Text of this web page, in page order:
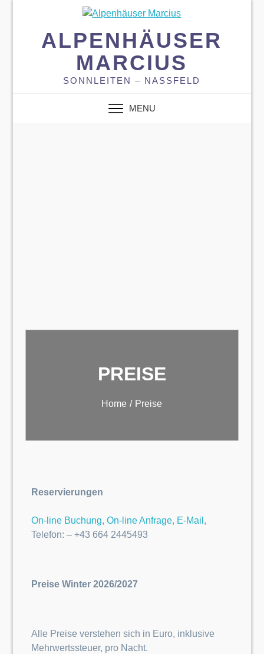
ALPENHÄUSER
MARCIUS
SONNLEITEN – NASSFELD
MENU
PREISE
Home Preise
Reservierungen
On-line Buchung, On-line Anfrage, E-Mail ,
Telefon: – +43 664 2445493
Preise Winter 2026/2027
Alle Preise verstehen sich in Euro, inklusive
Mehrwertssteuer, pro Nacht.